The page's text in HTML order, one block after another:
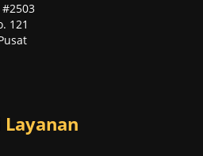
121